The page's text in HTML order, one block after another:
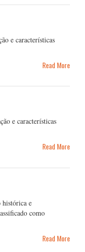
e características
Read More
e características
Read More
histórica e
como
Read More